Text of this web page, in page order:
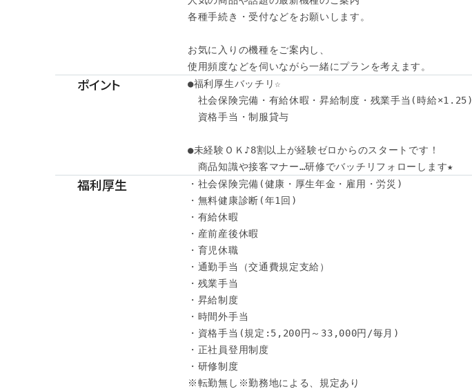
各種手続き・受付などをお願いします。
お気に入りの機種をご案内し、
使用頻度などを伺いながら一緒にプランを考えます。
ポイント
●福利厚生バッチリ☆
社会保険完備・有給休暇・昇給制度・残業手当(時給×1.25)
資格手当・制服貸与
●未経験ＯＫ♪8割以上が経験ゼロからのスタートです！
商品知識や接客マナー…研修でバッチリフォローします★
福利厚生
・社会保険完備(健康・厚生年金・雇用・労災)
・無料健康診断(年1回)
・有給休暇
・産前産後休暇
・育児休職
・通勤手当（交通費規定支給）
・残業手当
・昇給制度
・時間外手当
・資格手当(規定:5,200円～33,000円/毎月)
・正社員登用制度
・研修制度
※転勤無し※勤務地による、規定あり